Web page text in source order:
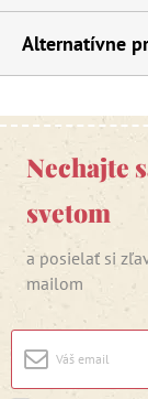
Alternatívne
Nechajte
svetom
a posielať si
mailom